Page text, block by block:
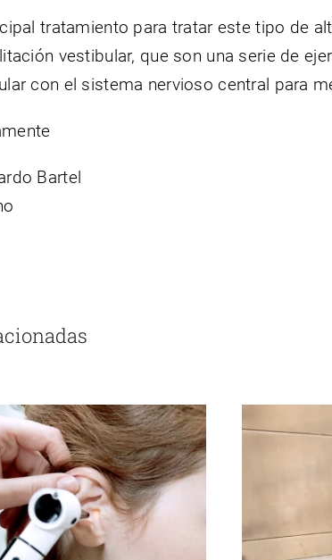
tratamiento para tratar este tipo de
vestibular, que son una serie de
con el sistema nervioso central para
Bartel